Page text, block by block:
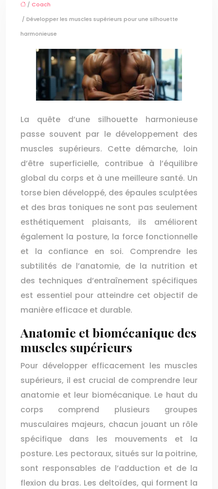
/ Coach
/ Développer les muscles supérieurs pour une silhouette
harmonieuse
La quête d’une silhouette harmonieuse
passe souvent par le développement des
muscles supérieurs. Cette démarche, loin
d’être superficielle, contribue à l’équilibre
global du corps et à une meilleure santé. Un
torse bien développé, des épaules sculptées
et des bras toniques ne sont pas seulement
esthétiquement plaisants, ils améliorent
également la posture, la force fonctionnelle
et la confiance en soi. Comprendre les
subtilités de l’anatomie, de la nutrition et
des techniques d’entraînement spécifiques
est essentiel pour atteindre cet objectif de
manière efficace et durable.
Anatomie et biomécanique des
muscles supérieurs
Pour développer efficacement les muscles
supérieurs, il est crucial de comprendre leur
anatomie et leur biomécanique. Le haut du
corps comprend plusieurs groupes
musculaires majeurs, chacun jouant un rôle
spécifique dans les mouvements et la
posture. Les pectoraux, situés sur la poitrine,
sont responsables de l’adduction et de la
flexion du bras. Les deltoïdes, qui forment la